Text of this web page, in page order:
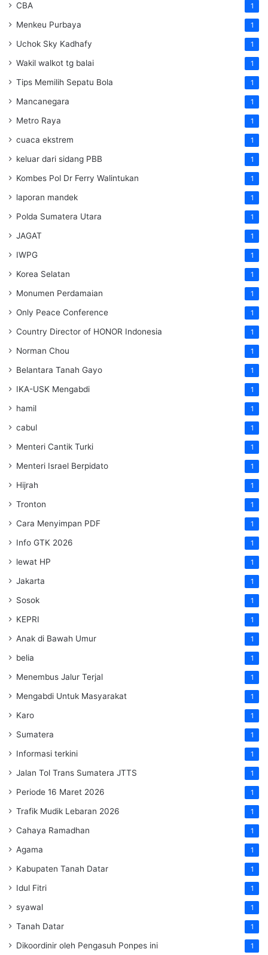
CBA 1
Menkeu Purbaya 1
Uchok Sky Kadhafy 1
Wakil walkot tg balai 1
Tips Memilih Sepatu Bola 1
Mancanegara 1
Metro Raya 1
cuaca ekstrem 1
keluar dari sidang PBB 1
Kombes Pol Dr Ferry Walintukan 1
laporan mandek 1
Polda Sumatera Utara 1
JAGAT 1
IWPG 1
Korea Selatan 1
Monumen Perdamaian 1
Only Peace Conference 1
Country Director of HONOR Indonesia 1
Norman Chou 1
Belantara Tanah Gayo 1
IKA-USK Mengabdi 1
hamil 1
cabul 1
Menteri Cantik Turki 1
Menteri Israel Berpidato 1
Hijrah 1
Tronton 1
Cara Menyimpan PDF 1
Info GTK 2026 1
lewat HP 1
Jakarta 1
Sosok 1
KEPRI 1
Anak di Bawah Umur 1
belia 1
Menembus Jalur Terjal 1
Mengabdi Untuk Masyarakat 1
Karo 1
Sumatera 1
Informasi terkini 1
Jalan Tol Trans Sumatera JTTS 1
Periode 16 Maret 2026 1
Trafik Mudik Lebaran 2026 1
Cahaya Ramadhan 1
Agama 1
Kabupaten Tanah Datar 1
Idul Fitri 1
syawal 1
Tanah Datar 1
Dikoordinir oleh Pengasuh Ponpes ini 1